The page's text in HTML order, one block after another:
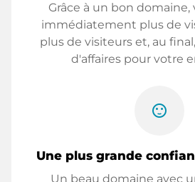
Grâce à un bon
immédiatement plus de
plus de visiteurs et, au
d'affaires pour votre
sentiment_satisfied
Une plus grande
Un beau domaine avec